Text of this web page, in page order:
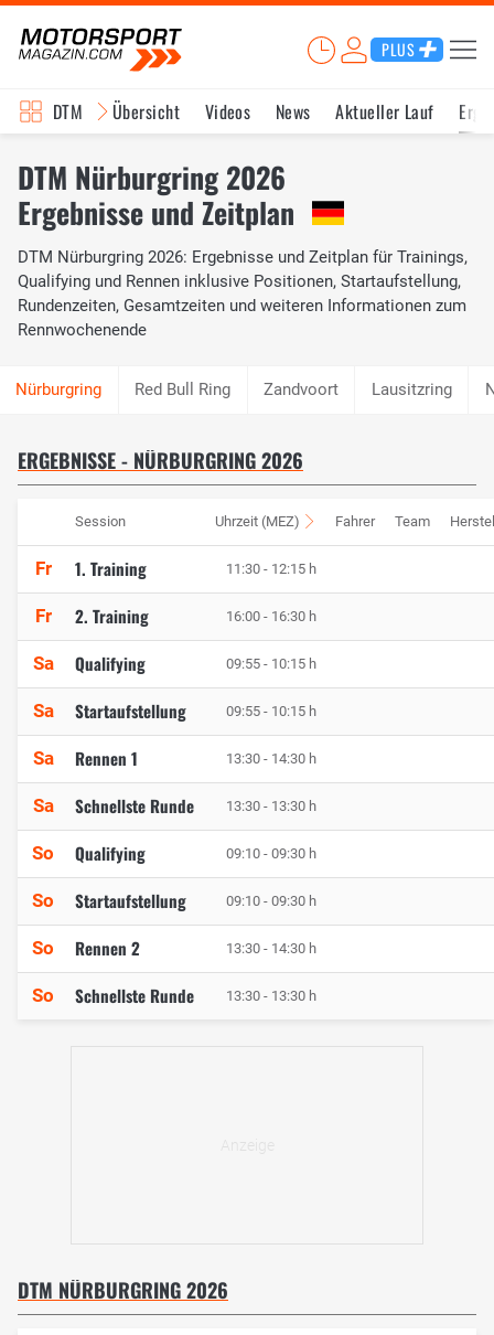
PLUS
DTM Übersicht Videos News Aktueller Lauf
DTM Nürburgring 2026
Ergebnisse und Zeitplan
DTM Nürburgring 2026: Ergebnisse und Zeitplan für Trainings,
Qualifying und Rennen inklusive Positionen, Startaufstellung,
Rundenzeiten, Gesamtzeiten und weiteren Informationen zum
Rennwochenende
Red Bull Ring Zandvoort Lausitzring
ERGEBNISSE - NÜRBURGRING 2026
Session Uhrzeit (MEZ) Fahrer Team
Fr 1. Training 11:30 - 12:15 h
Fr 2. Training 16:00 - 16:30 h
Sa Qualifying 09:55 - 10:15 h
Sa Startaufstellung 09:55 - 10:15 h
Sa Rennen 1 13:30 - 14:30 h
Sa Schnellste Runde 13:30 - 13:30 h
So Qualifying 09:10 - 09:30 h
So Startaufstellung 09:10 - 09:30 h
So Rennen 2 13:30 - 14:30 h
So Schnellste Runde 13:30 - 13:30 h
DTM NÜRBURGRING 2026